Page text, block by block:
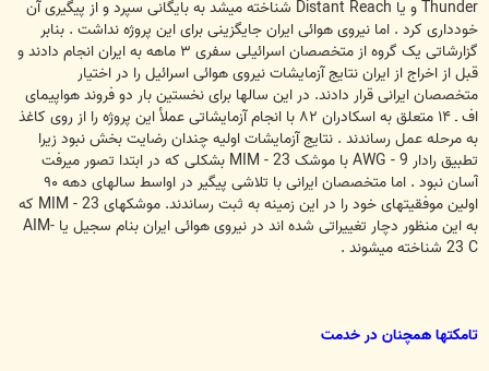
Thunder و يا Distant Reach شناخته ميشد به بايگانی سپرد و از پيگيری آن
خودداری کرد . اما نيروی هوائی ايران جايگزينی برای اين پروژه نداشت . بنابر
گزارشاتی يک گروه از متخصصان اسرائيلی سفری ۳ ماهه به ايران انجام دادند و
قبل از اخراج از ايران نتايج آزمايشات نيروی هوائی اسرائيل را در اختيار
متخصصان ايرانی قرار دادند. در اين سالها برای نخستين بار دو فروند هواپيمای
اف ـ ۱۴ متعلق به اسکادران ۸۲ با انجام آزمايشاتی عملأ اين پروژه را از روی کاغذ
به مرحله عمل رساندند . نتايج آزمايشات اوليه چندان رضايت بخش نبود زيرا
تطبيق رادار AWG - 9 با موشک MIM - 23 بشکلی که در ابتدا تصور ميرفت
آسان نبود . اما متخصصان ايرانی با تلاشی پيگير در اواسط سالهای دهه ۹۰
اولين موفقيتهای خود را در اين زمينه به ثبت رساندند. موشکهای MIM - 23 که
به اين منظور دچار تغييراتی شده اند در نيروی هوائی ايران بنام سجيل يا AIM-
23 C شناخته ميشوند .
تامکتها همچنان درخدمت